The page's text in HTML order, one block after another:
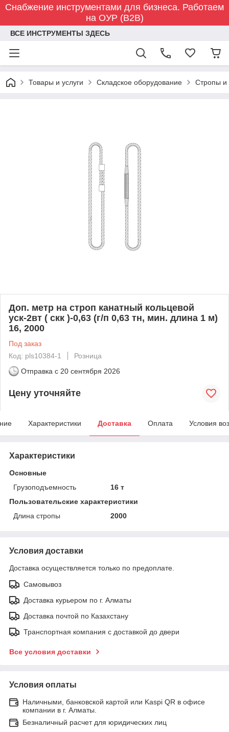
Снабжение инструментами для бизнеса. Работаем
на ОУР (B2B)
ВСЕ ИНСТРУМЕНТЫ ЗДЕСЬ
Товары и услуги Складское оборудование Стропы и
Доп. метр на строп канатный кольцевой
уск-2вт ( скк )-0,63 (г/п 0,63 тн, мин. длина 1 м)
16, 2000
Под заказ
Код: pls10384-1
Розница
Отправка с 20 сентября 2026
Цену уточняйте
Характеристики Доставка Оплата Условия
Характеристики
Основные
Грузоподъемность
16 т
Пользовательские характеристики
Длина стропы
2000
Условия доставки
Доставка осуществляется только по предоплате.
Самовывоз
Доставка курьером по г. Алматы
Доставка почтой по Казахстану
Транспортная компания с доставкой до двери
Все условия доставки
Условия оплаты
Наличными, банковской картой или Kaspi QR в офисе
компании в г. Алматы.
Безналичный расчет для юридических лиц